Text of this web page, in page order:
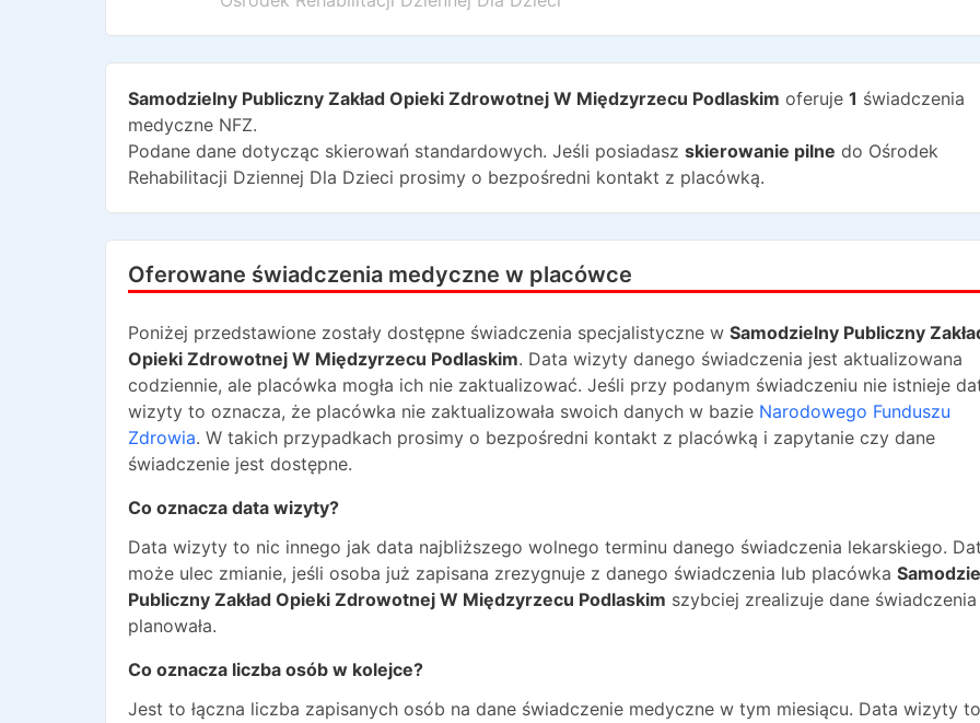
Samodzielny Publiczny Zakład Opieki Zdrowotnej W Międzyrzecu Podlaskim oferuje 1 świadczenia
medyczne NFZ.
Podane dane dotycząc skierowań standardowych. Jeśli posiadasz skierowanie pilne do Ośrodek
Rehabilitacji Dziennej Dla Dzieci prosimy o bezpośredni kontakt z placówką.
Oferowane świadczenia medyczne w placówce
Poniżej przedstawione zostały dostępne świadczenia specjalistyczne w Samodzielny Publiczny
Opieki Zdrowotnej W Międzyrzecu Podlaskim. Data wizyty danego świadczenia jest aktualizowana
codziennie, ale placówka mogła ich nie zaktualizować. Jeśli przy podanym świadczeniu nie istnieje
wizyty to oznacza, że placówka nie zaktualizowała swoich danych w bazie Narodowego Funduszu
Zdrowia. W takich przypadkach prosimy o bezpośredni kontakt z placówką i zapytanie czy dane
świadczenie jest dostępne.
Co oznacza data wizyty?
Data wizyty to nic innego jak data najbliższego wolnego terminu danego świadczenia lekarskiego.
może ulec zmianie, jeśli osoba już zapisana zrezygnuje z danego świadczenia lub placówka
Publiczny Zakład Opieki Zdrowotnej W Międzyrzecu Podlaskim szybciej zrealizuje dane
planowała.
Co oznacza liczba osób w kolejce?
Jest to łączna liczba zapisanych osób na dane świadczenie medyczne w tym miesiącu. Data wizyty to